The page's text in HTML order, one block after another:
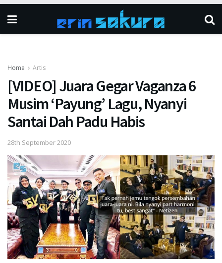
Home Artis
[VIDEO] Juara Gegar Vaganza 6
Musim ‘Payung’ Lagu, Nyanyi
Santai Dah Padu Habis
28th September 2020